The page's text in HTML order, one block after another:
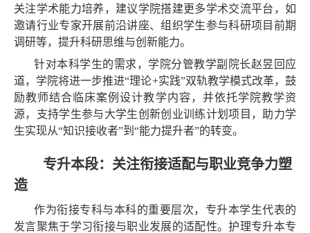
关注学术能力培养，建议学院搭建更多学术交流平台，如
邀请行业专家开展前沿讲座、组织学生参与科研项目前期
调研等，提升科研思维与创新能力。
针对本科学生的需求，学院分管教学副院长赵昱 回应
道，学院将进一步推进“理论+实践”双轨教学模式改革，鼓
励教师结合临床案例设计教学内容，并依托学院教学资
源，支持学生参与大学生创新创业训练计划项目，助力学
生实现从“知识接收者”到“能力提升者”的转变。
专升本段：关注衔接适配与职业竞争力塑
造
作为衔接专科与本科的重要层次，专升本学生代表的
发言聚焦于学习衔接与职业发展的适配性。护理专升本专